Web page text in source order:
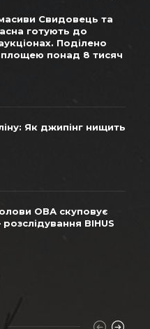
Свидовець та
готують до
Поділено
понад 8 тисяч
Як джипінг нищить
ОВА скуповує
BIHUS